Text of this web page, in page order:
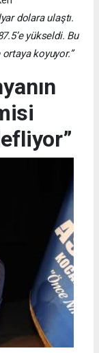
dolara ulaştı.
yükseldi. Bu
koyuyor.”